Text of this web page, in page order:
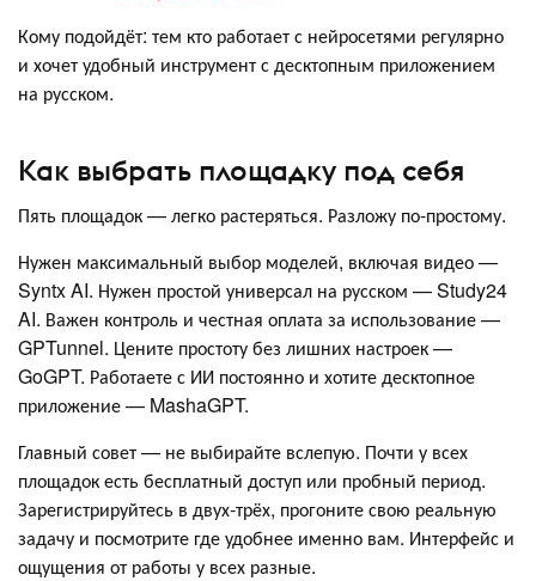
Кому подойдёт: тем кто работает с нейросетями регулярно
и хочет удобный инструмент с десктопным приложением
на русском.
Как выбрать площадку под себя
Пять площадок — легко растеряться. Разложу по-простому.
Нужен максимальный выбор моделей, включая видео —
Syntx AI. Нужен простой универсал на русском — Study24
AI. Важен контроль и честная оплата за использование —
GPTunnel. Цените простоту без лишних настроек —
GoGPT. Работаете с ИИ постоянно и хотите десктопное
приложение — MashaGPT.
Главный совет — не выбирайте вслепую. Почти у всех
площадок есть бесплатный доступ или пробный период.
Зарегистрируйтесь в двух-трёх, прогоните свою реальную
задачу и посмотрите где удобнее именно вам. Интерфейс и
ощущения от работы у всех разные.